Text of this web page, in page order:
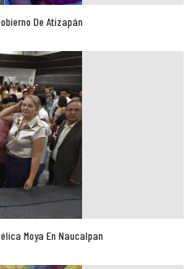
De Atizapán
Moya En Naucalpan